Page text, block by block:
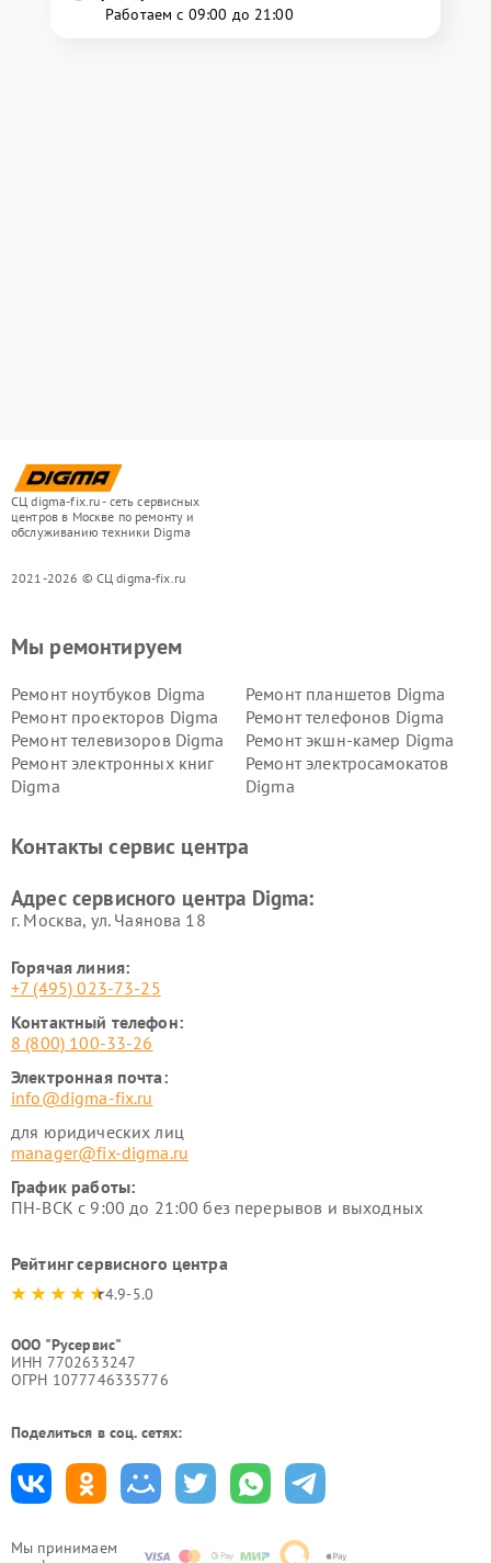
Работаем с 09:00 до 21:00
СЦ digma-fix.ru - сеть сервисных
центров в Москве по ремонту и
обслуживанию техники Digma
2021-2026 © СЦ digma-fix.ru
Мы принимаем
Мы ремонтируем
Ремонт ноутбуков Digma
Ремонт планшетов Digma
Ремонт проекторов Digma
Ремонт телефонов Digma
Ремонт телевизоров Digma
Ремонт экшн-камер Digma
Ремонт электронных книг
Digma
Ремонт электросамокатов
Digma
Контакты сервис центра
Адрес сервисного центра Digma:
г. Москва, ул. Чаянова 18
Горячая линия:
+7 (495) 023-73-25
Контактный телефон:
8 (800) 100-33-26
Электронная почта:
info@digma-fix.ru
для юридических лиц
manager@fix-digma.ru
График работы:
ПН-ВСК с 9:00 до 21:00 без перерывов и выходных
Рейтинг сервисного центра
4.9-5.0
ООО "Русервис"
ИНН 7702633247
ОГРН 1077746335776
Поделиться в соц. сетях: